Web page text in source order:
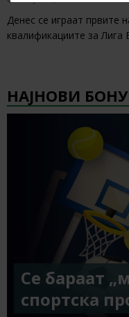
Денес се играат првите
квалификациите за Лига
НАЈНОВИ
Се бараат
спортска